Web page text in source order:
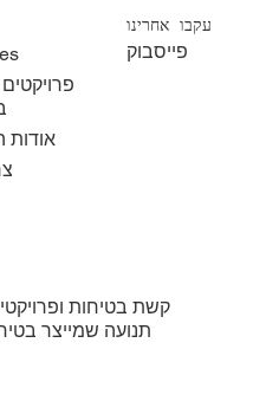
עקבו אחרינו
פייסבוק
קשת בטיחות
תנועה שמייצר